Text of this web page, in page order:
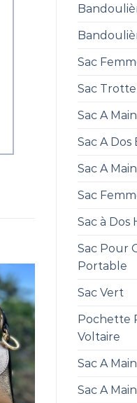
Sac
Sac
Sac A
Sac A Dos
Sac A
Sac
Sac à Dos
Sac Pour
Portable
Sac Vert
Pochette
Voltaire
Sac A
Sac A